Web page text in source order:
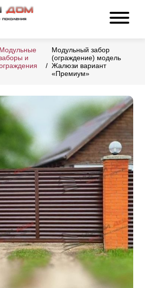
Модульные
и
Модульный забор
(ограждение) модель
Жалюзи вариант
«Премиум»